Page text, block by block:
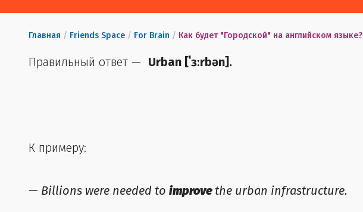
Главная / Friends Space / For Brain / Как будет "Городской" на английском языке?
Правильный ответ — Urban [ˈɜːrbən].
К примеру:
— Billions were needed to improvethe urban infrastructure.